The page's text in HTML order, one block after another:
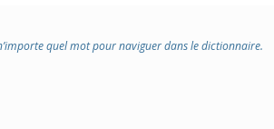
quel mot pour naviguer dans le dictionnaire.